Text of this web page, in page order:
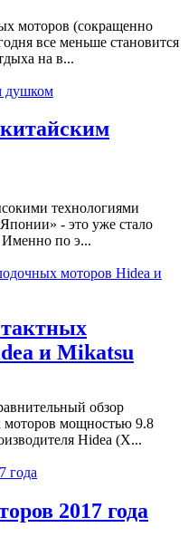
моторов (сокращенно
все меньше становится
на в...
технологиями
- это уже стало
Именно по э...
и Mikatsu
обзор
моторов мощностью 9.8
Hidea (Х...
2017 года